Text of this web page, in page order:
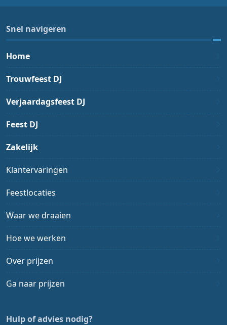
Snel navigeren
Home
Trouwfeest DJ
Verjaardagsfeest DJ
Feest DJ
Zakelijk
Klantervaringen
Feestlocaties
Waar we draaien
Hoe we werken
Over prijzen
Ga naar prijzen
Hulp of advies nodig?